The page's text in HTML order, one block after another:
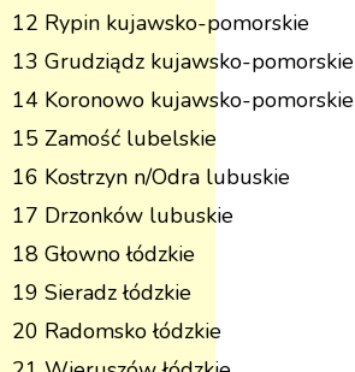
12 Rypin kujawsko-pomorskie
13 Grudziądz kujawsko-pomorskie
14 Koronowo kujawsko-pomorskie
15 Zamość lubelskie
16 Kostrzyn n/Odra lubuskie
17 Drzonków lubuskie
18 Głowno łódzkie
19 Sieradz łódzkie
20 Radomsko łódzkie